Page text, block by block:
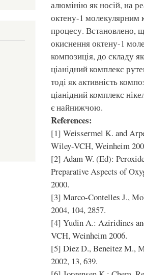
алюмінію як носій, на
октену-1 молекулярним
процесу. Встановлено,
окиснення октену-1
композиція, до складу
ціанідний комплекс
тоді як активність
ціанідний комплекс
є найнижчою.
References:
[1] Weissermel K. and
Wiley-VCH, Weinheim
[2] Adam W. (Ed):
Preparative Aspects of
2000.
[3] Marco-Contelles J.,
2004, 104, 2857.
[4] Yudin A.: Aziridines
VCH, Weinheim 2006.
[5] Diez D., Beneitez M.,
2002, 13, 639.